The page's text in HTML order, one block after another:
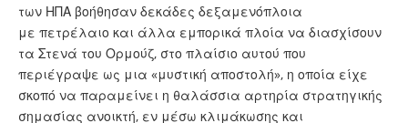
των ΗΠΑ βοήθησαν δεκάδες δεξαμενόπλοια
με πετρέλαιο και άλλα εμπορικά πλοία να διασχίσουν
τα Στενά του Ορμούζ, στο πλαίσιο αυτού που
περιέγραψε ως μια «μυστική αποστολή», η οποία είχε
σκοπό να παραμείνει η θαλάσσια αρτηρία στρατηγικής
σημασίας ανοικτή, εν μέσω κλιμάκωσης και